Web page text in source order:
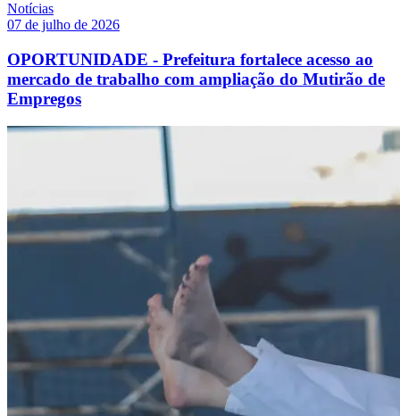
Notícias
07 de julho de 2026
OPORTUNIDADE - Prefeitura fortalece acesso ao
mercado de trabalho com ampliação do Mutirão de
Empregos